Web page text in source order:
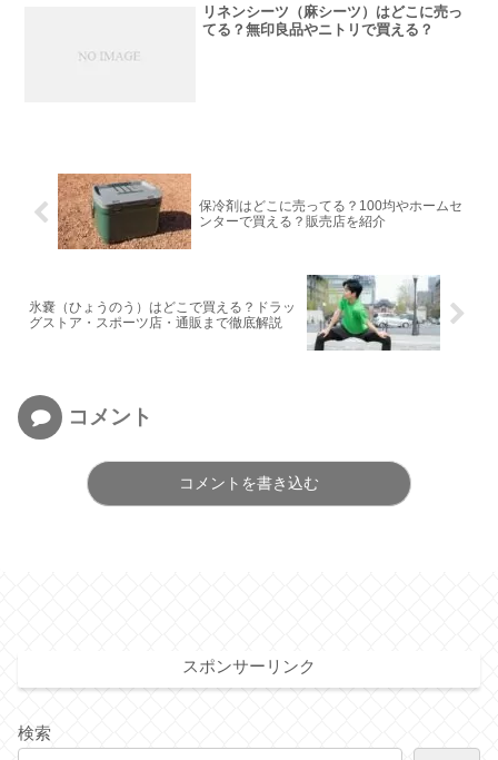
リネンシーツ（麻シーツ）はどこに売っ
てる？無印良品やニトリで買える？
保冷剤はどこに売ってる？100均やホームセ
ンターで買える？販売店を紹介
氷嚢（ひょうのう）はどこで買える？ドラッ
グストア・スポーツ店・通販まで徹底解説
コメント
コメントを書き込む
スポンサーリンク
検索